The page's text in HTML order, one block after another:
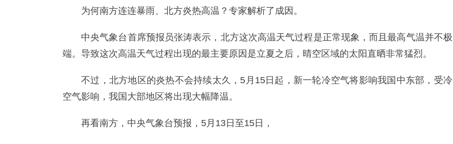
为何南方连连暴雨、北方炎热高温？专家解析了成因。
中央气象台首席预报员张涛表示，北方这次高温天气过程是正常现象，而且最高气温并不极
端。导致这次高温天气过程出现的最主要原因是立夏之后，晴空区域的太阳直晒非常猛烈。
不过，北方地区的炎热不会持续太久，5月15日起，新一轮冷空气将影响我国中东部，受冷
空气影响，我国大部地区将出现大幅降温。
再看南方，中央气象台预报，5月13日至15日，